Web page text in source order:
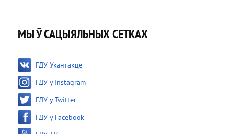
МЫ Ў САЦЫЯЛЬНЫХ СЕТКАХ
ГДУ Укантакце
ГДУ у Instagram
ГДУ у Twitter
ГДУ у Facebook